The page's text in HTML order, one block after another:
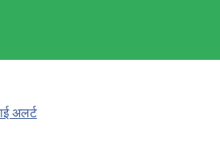
अलर्ट